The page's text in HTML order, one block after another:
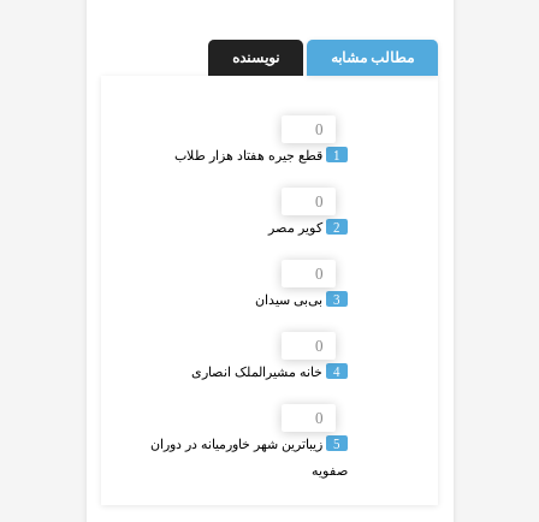
مطالب مشابه نویسنده
0
1 قطع جیره هفتاد هزار طلاب
0
2 کویر مصر
0
3 بی‌بی سیدان
0
4 خانه مشیرالملک انصاری
0
5
زیباترین شهر خاورمیانه در دوران
صفویه